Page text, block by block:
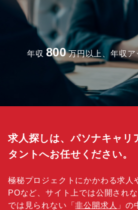
年収 800 万円以上、年収ア
求人探しは、パソナキャリ
タントへお任せください。
極秘プロジェクトにかかわる求人
POなど、サイト上では公開され
では見られない「非公開求人 」の